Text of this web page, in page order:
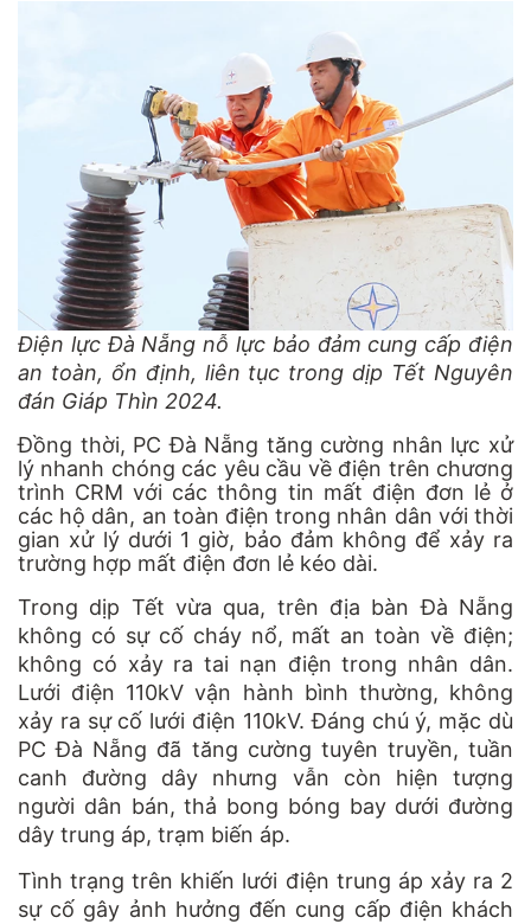
Điện lực Đà Nẵng nỗ lực bảo đảm cung cấp điện
an toàn, ổn định, liên tục trong dịp Tết Nguyên
đán Giáp Thìn 2024.
Đồng thời, PC Đà Nẵng tăng cường nhân lực xử
lý nhanh chóng các yêu cầu về điện trên chương
trình CRM với các thông tin mất điện đơn lẻ ở
các hộ dân, an toàn điện trong nhân dân với thời
gian xử lý dưới 1 giờ, bảo đảm không để xảy ra
trường hợp mất điện đơn lẻ kéo dài.
Trong dịp Tết vừa qua, trên địa bàn Đà Nẵng
không có sự cố cháy nổ, mất an toàn về điện;
không có xảy ra tai nạn điện trong nhân dân.
Lưới điện 110kV vận hành bình thường, không
xảy ra sự cố lưới điện 110kV. Đáng chú ý, mặc dù
PC Đà Nẵng đã tăng cường tuyên truyền, tuần
canh đường dây nhưng vẫn còn hiện tượng
người dân bán, thả bong bóng bay dưới đường
dây trung áp, trạm biến áp.
Tình trạng trên khiến lưới điện trung áp xảy ra 2
sự cố gây ảnh hưởng đến cung cấp điện khách